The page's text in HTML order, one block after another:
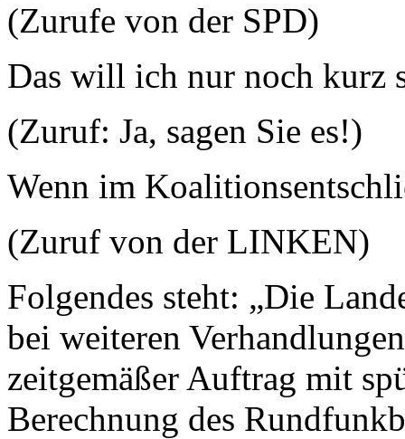
(Zurufe von der SPD)
Das will ich nur noch kurz
(Zuruf: Ja, sagen Sie es!)
Wenn im
(Zuruf von der LINKEN)
Folgendes steht: „Die
bei weiteren
zeitgemäßer Auftrag mit
Berechnung des